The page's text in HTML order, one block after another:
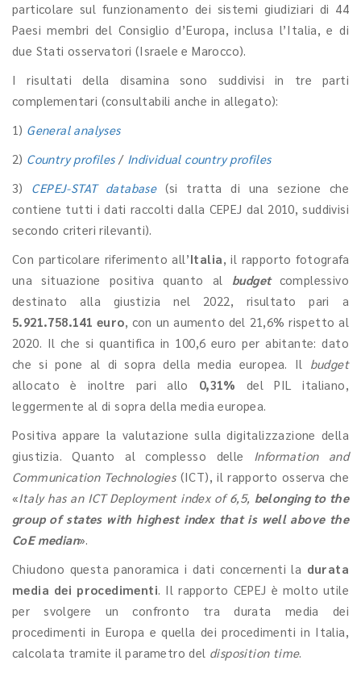
particolare sul funzionamento dei sistemi giudiziari di 44
Paesi membri del Consiglio d’Europa, inclusa l’Italia, e di
due Stati osservatori (Israele e Marocco).
I risultati della disamina sono suddivisi in tre parti
complementari (consultabili anche in allegato):
1) General analyses
2) Country profiles / Individual country profiles
3) CEPEJ-STAT database (si tratta di una sezione che
contiene tutti i dati raccolti dalla CEPEJ dal 2010, suddivisi
secondo criteri rilevanti).
Con particolare riferimento all’Italia, il rapporto fotografa
una situazione positiva quanto al budget complessivo
destinato alla giustizia nel 2022, risultato pari a
5.921.758.141 euro, con un aumento del 21,6% rispetto al
2020. Il che si quantifica in 100,6 euro per abitante: dato
che si pone al di sopra della media europea. Il budget
allocato è inoltre pari allo 0,31% del PIL italiano,
leggermente al di sopra della media europea.
Positiva appare la valutazione sulla digitalizzazione della
giustizia. Quanto al complesso delle
Information and
Communication Technologies(ICT), il rapporto osserva che
«Italy has an ICT Deployment index of 6,5, belonging to the
group of states with highest index that is well above the
CoE median».
Chiudono questa panoramica i dati concernenti la durata
media dei procedimenti. Il rapporto CEPEJ è molto utile
per svolgere un confronto tra durata media dei
procedimenti in Europa e quella dei procedimenti in Italia,
calcolata tramite il parametro del disposition time.